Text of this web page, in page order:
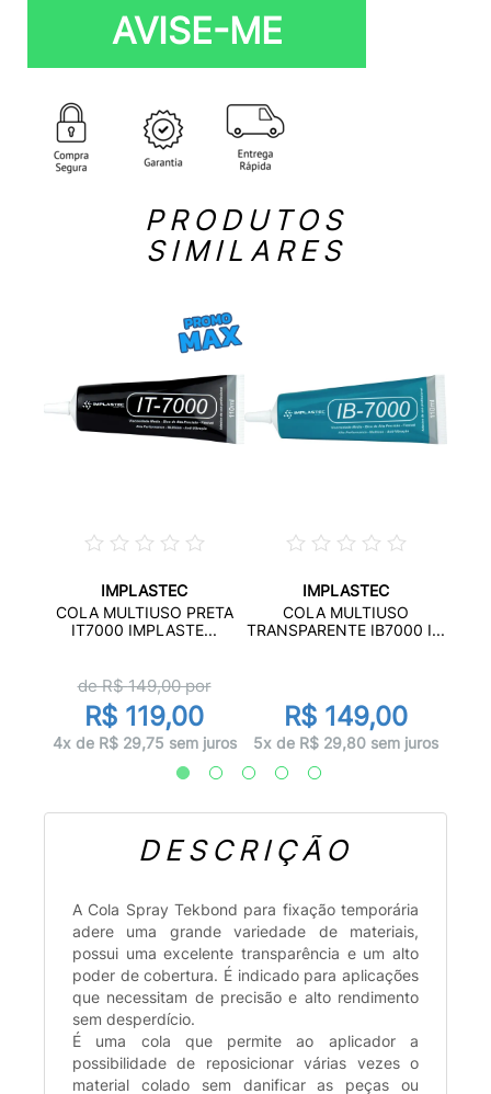
AVISE-ME
PRODUTOS
SIMILARES
IMPLASTEC
COLA MULTIUSO PRETA
IT7000 IMPLASTE...
de R$149,00por
R$ 119,00
4x de R$ 29,75 sem juros
IMPLASTEC
COLA MULTIUSO
TRANSPARENTE IB7000 I...
R$ 149,00
5x de R$ 29,80 sem juros
DESCRIÇÃO
A Cola Spray Tekbond para fixação temporária
adere uma grande variedade de materiais,
possui uma excelente transparência e um alto
poder de cobertura. É indicado para aplicações
que necessitam de precisão e alto rendimento
sem desperdício.
É uma cola que permite ao aplicador a
possibilidade de reposicionar várias vezes o
material colado sem danificar as peças ou